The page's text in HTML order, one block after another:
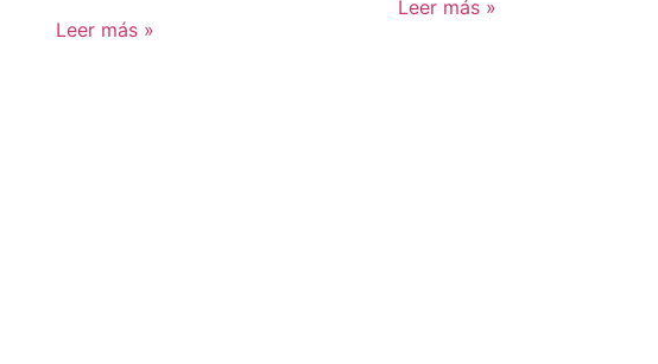
Leer más »
Leer más »